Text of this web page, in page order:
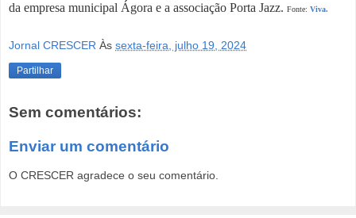
da empresa municipal Ágora e a associação Porta Jazz. Fonte: Viva.
Jornal CRESCER Às sexta-feira, julho 19, 2024
Partilhar
Sem comentários:
Enviar um comentário
O CRESCER agradece o seu comentário.